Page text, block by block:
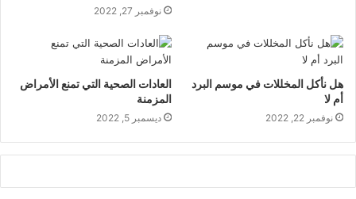
نوفمبر 27, 2022
هل نأكل المخللات في موسم البرد
أم لا
نوفمبر 22, 2022
العادات الصحية التي تمنع الأمراض
المزمنة
ديسمبر 5, 2022